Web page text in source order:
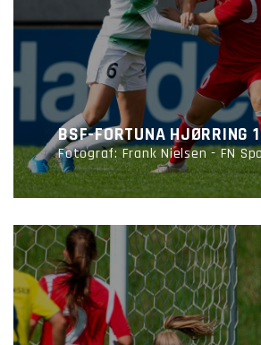
BSF-FORTUNA HJØRRING
Fotograf: Frank Nielsen - FN